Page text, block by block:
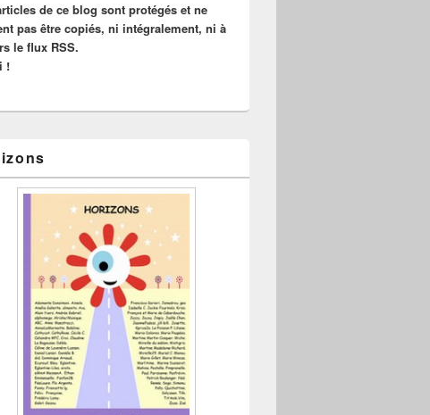
de ce blog sont protégés et ne
pas être copiés, ni intégralement, ni à
le flux RSS.
!